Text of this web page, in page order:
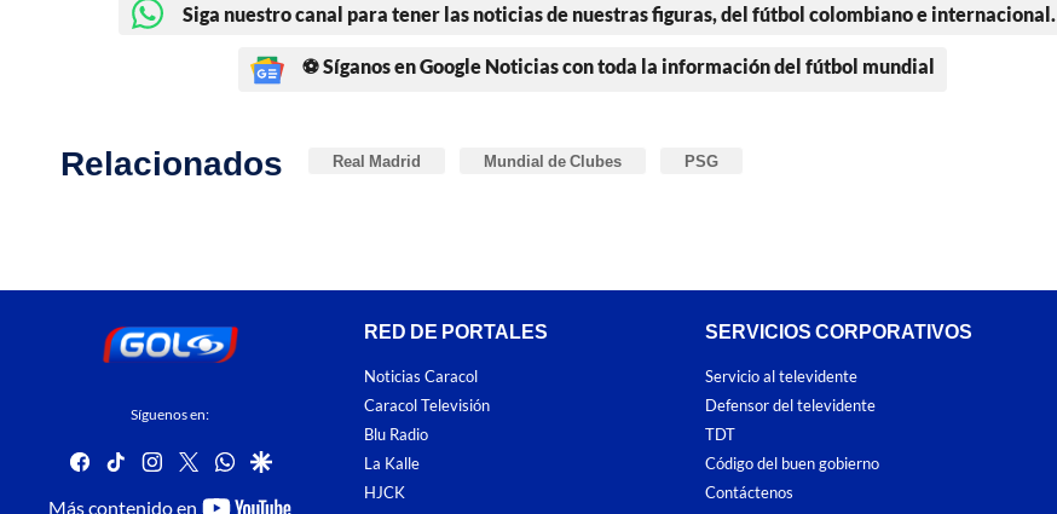
Siga nuestro canal para tener las noticias de nuestras figuras, del fútbol colombiano e internacional.
⚽ Síganos en Google Noticias con toda la información del fútbol mundial
Relacionados Real Madrid Mundial de Clubes PSG
Síguenos en:
facebook
tiktokinstagram
twitterwhatsapp
google
Más contenido en youtube-
RED DE PORTALES
Noticias Caracol
Caracol Televisión
Blu Radio
La Kalle
HJCK
SERVICIOS CORPORATIVOS
Servicio al televidente
Defensor del televidente
TDT
Código del buen gobierno
Contáctenos